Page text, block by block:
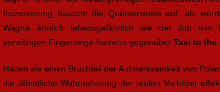
Inszenierung bauscht die Querverweise auf, als
Wagnis ähnlich lebensgefährlich wie der Job von
vorwitzigen Fingerzeige harmlos gegenüber Taxi to the
Hätten sie einen Bruchteil der Aufmerksamkeit von
die öffentliche Wahrnehmung der realen Vorbilder